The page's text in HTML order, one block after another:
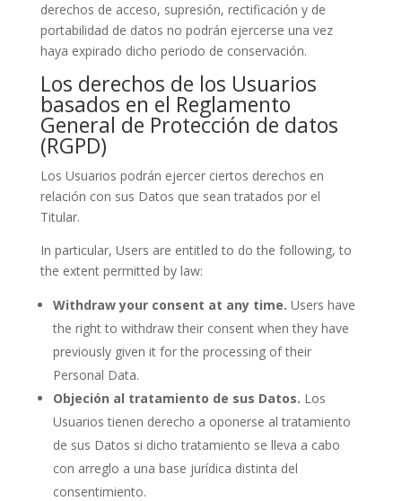
derechos de acceso, supresión, rectificación y de
portabilidad de datos no podrán ejercerse una vez
haya expirado dicho periodo de conservación.
Los derechos de los Usuarios
basados en el Reglamento
General de Protección de datos
(RGPD)
Los Usuarios podrán ejercer ciertos derechos en
relación con sus Datos que sean tratados por el
Titular.
In particular, Users are entitled to do the following, to
the extent permitted by law:
Withdraw your consent at any time. Users have
the right to withdraw their consent when they have
previously given it for the processing of their
Personal Data.
Objeción al tratamiento de sus Datos. Los
Usuarios tienen derecho a oponerse al tratamiento
de sus Datos si dicho tratamiento se lleva a cabo
con arreglo a una base jurídica distinta del
consentimiento.